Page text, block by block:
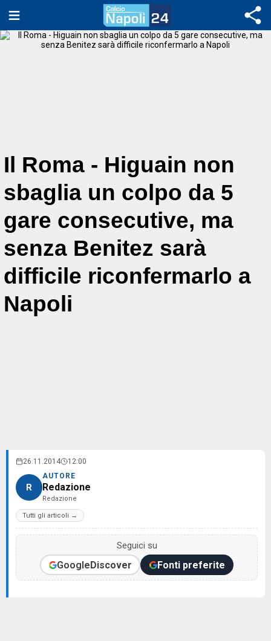
Il Roma - Higuain non
sbaglia un colpo da 5
gare consecutive, ma
senza Benitez sarà
difficile riconfermarlo a
Napoli
26.11.2014 12:00
R
AUTORE
Redazione
Redazione
Tutti gli articoli →
Seguici su
GoogleDiscover Fonti preferite